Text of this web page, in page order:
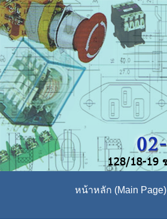
หน้าหลัก (Main Page)